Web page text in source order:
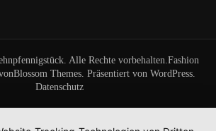
. Alle Rechte vorbehalten. Fashion
Blossom Themes . Präsentiert von WordPress
Datenschutz